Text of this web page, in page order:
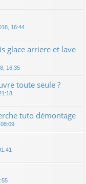
16:44
glace arriere et lave
16:35
toute seule ?
tuto démontage